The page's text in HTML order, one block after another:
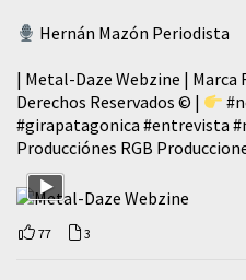
Hernán Mazón Periodista
| Metal-Daze Webzine | Marca
Derechos Reservados © |
#girapatagonica #entrevista
Producciónes RGB
77 3